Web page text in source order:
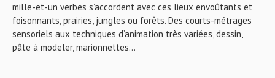
mille-et-un verbes s’accordent avec ces lieux envoûtants et
foisonnants, prairies, jungles ou forêts. Des courts-métrages
sensoriels aux techniques d’animation très variées, dessin,
pâte à modeler, marionnettes...